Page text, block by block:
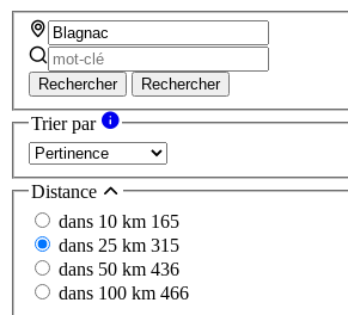
Rechercher Rechercher
Trier par
Distance
dans 10 km 165
dans 25 km 315
dans 50 km 436
dans 100 km 466